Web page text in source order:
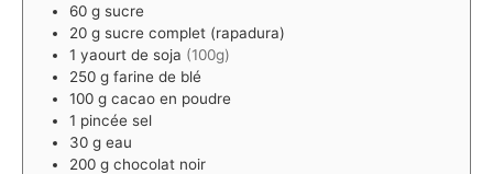
60 g sucre
20 g sucre complet (rapadura)
1 yaourt de soja (100g)
250 g farine de blé
100 g cacao en poudre
1 pincée sel
30 g eau
200 g chocolat noir